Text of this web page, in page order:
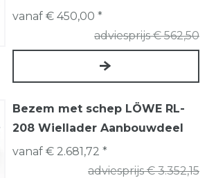
adviesprijs € 562,50
vanaf € 450,00 *
Bezem met schep LÖWE RL-
208 Wiellader Aanbouwdeel
adviesprijs € 3.352,15
vanaf € 2.681,72 *